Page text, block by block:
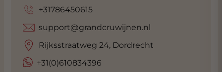
+31786450615
+31(0)610834396
support@grandcruwijnen.nl
Rijksstraatweg 24, Dordrecht